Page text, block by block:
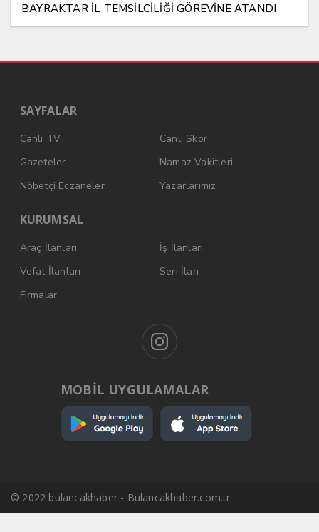
BAYRAKTAR İL TEMSİLCİLİĞİ GÖREVİNE ATANDI
SAYFALAR
Canlı TV
Canlı Skor
Gazeteler
Namaz Vakitleri
Nöbetçi Eczaneler
Yazarlarımız
KURUMSAL
Araç İlanları
İş İlanları
Vefat İlanları
Seri İlan
Firmalar
MOBİL UYGULAMALAR
© 2022 bulancakhaber - Bulancakhaber.com.tr